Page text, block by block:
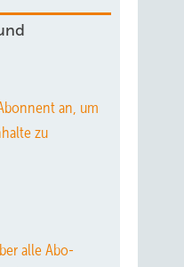
an, um
zu
alle Abo-